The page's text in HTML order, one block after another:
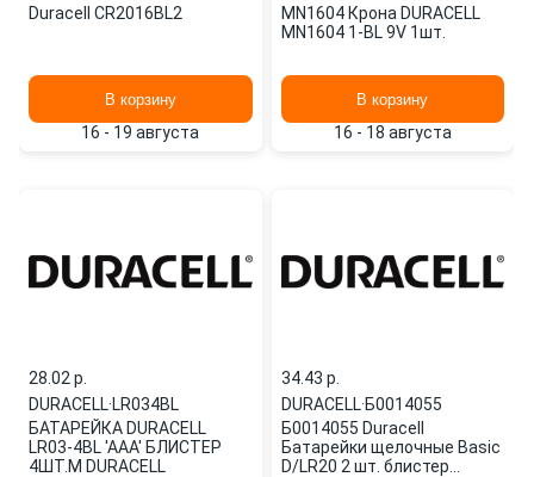
Duracell CR2016BL2
В корзину
16 - 19 августа
MN1604 Крона DURACELL
MN1604 1-BL 9V 1шт.
В корзину
16 - 18 августа
28.02 p.
DURACELL·LR034BL
БАТАРЕЙКА DURАCELL
LR03-4BL 'ААА' БЛИСТЕР
4ШТ.М DURACELL
34.43 p.
DURACELL·Б0014055
Б0014055 Duracell
Батарейки щелочные Basic
D/LR20 2 шт. блистер